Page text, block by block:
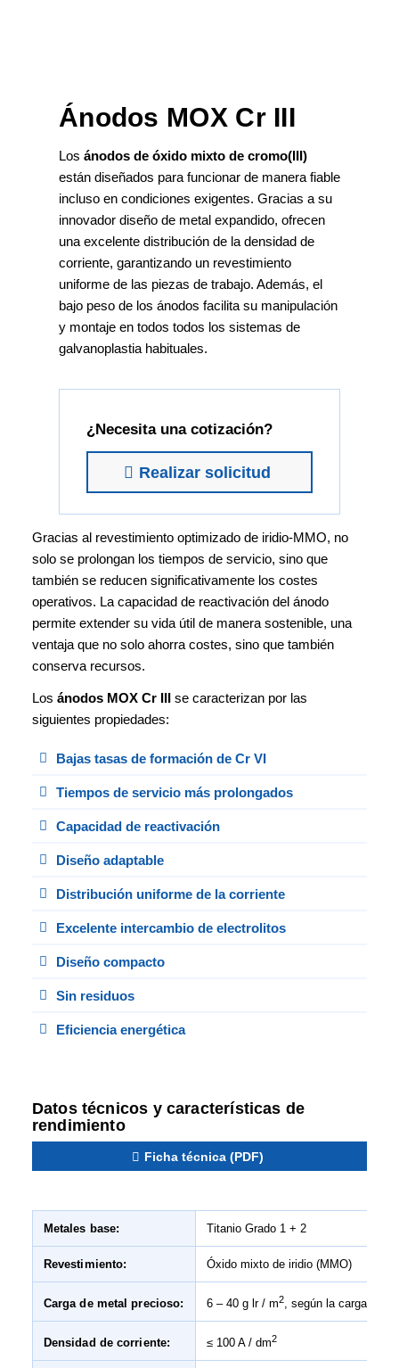
Ánodos MOX Cr III
Los ánodos de óxido mixto de cromo(III)
están diseñados para funcionar de manera fiable
incluso en condiciones exigentes. Gracias a su
innovador diseño de metal expandido, ofrecen
una excelente distribución de la densidad de
corriente, garantizando un revestimiento
uniforme de las piezas de trabajo. Además, el
bajo peso de los ánodos facilita su manipulación
y montaje en todos todos los sistemas de
galvanoplastia habituales.
¿Necesita una cotización?
Realizar solicitud
Gracias al revestimiento optimizado de iridio-MMO, no
solo se prolongan los tiempos de servicio, sino que
también se reducen significativamente los costes
operativos. La capacidad de reactivación del ánodo
permite extender su vida útil de manera sostenible, una
ventaja que no solo ahorra costes, sino que también
conserva recursos.
Los ánodos MOX Cr IIIse caracterizan por las
siguientes propiedades:
Bajas tasas de formación de Cr VI
Tiempos de servicio más prolongados
Capacidad de reactivación
Diseño adaptable
Distribución uniforme de la corriente
Excelente intercambio de electrolitos
Diseño compacto
Sin residuos
Eficiencia energética
Datos técnicos y características de
rendimiento
Ficha técnica (PDF)
Metales base: Titanio Grado 1 + 2
Revestimiento: Óxido mixto de iridio (MMO)
Carga de metal precioso: 6 – 40 g lr / m2, según la carga
Densidad de corriente: ≤ 100 A / dm2